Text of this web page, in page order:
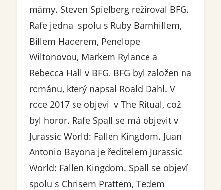
mámy. Steven Spielberg režíroval BFG.
Rafe jednal spolu s Ruby Barnhillem,
Billem Haderem, Penelope
Wiltonovou, Markem Rylance a
Rebecca Hall v BFG. BFG byl založen na
románu, který napsal Roald Dahl. V
roce 2017 se objevil v The Ritual, což
byl horor. Rafe Spall se má objevit v
Jurassic World: Fallen Kingdom. Juan
Antonio Bayona je ředitelem Jurassic
World: Fallen Kingdom. Spall se objeví
spolu s Chrisem Prattem, Tedem